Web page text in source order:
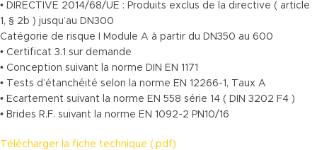
• DIRECTIVE 2014/68/UE : Produits exclus de la directive ( article
1, § 2b ) jusqu’au DN300
Catégorie de risque I Module A à partir du DN350 au 600
• Certificat 3.1 sur demande
• Conception suivant la norme DIN EN 1171
• Tests d’étanchéité selon la norme EN 12266-1, Taux A
• Ecartement suivant la norme EN 558 série 14 ( DIN 3202 F4 )
• Brides R.F. suivant la norme EN 1092-2 PN10/16
Télécharger la fiche technique (.pdf)